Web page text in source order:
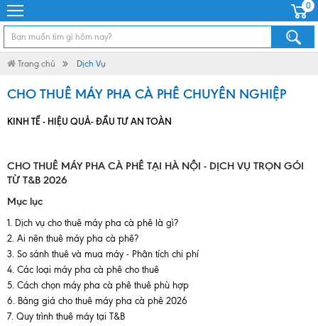
0
Trang chủ Dịch Vụ
CHO THUÊ MÁY PHA CÀ PHÊ CHUYÊN NGHIỆP
KINH TẾ - HIỆU QUẢ- ĐẦU TƯ AN TOÀN
CHO THUÊ MÁY PHA CÀ PHÊ TẠI HÀ NỘI - DỊCH VỤ TRỌN GÓI
TỪ T&B 2026
Mục lục
Dịch vụ cho thuê máy pha cà phê là gì?
Ai nên thuê máy pha cà phê?
So sánh thuê và mua máy - Phân tích chi phí
Các loại máy pha cà phê cho thuê
Cách chọn máy pha cà phê thuê phù hợp
Bảng giá cho thuê máy pha cà phê 2026
Quy trình thuê máy tại T&B